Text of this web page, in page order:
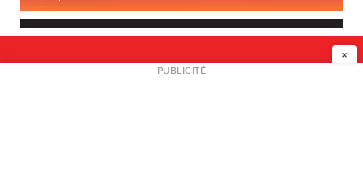
NEWSLETTER
×
PUBLICITÉ